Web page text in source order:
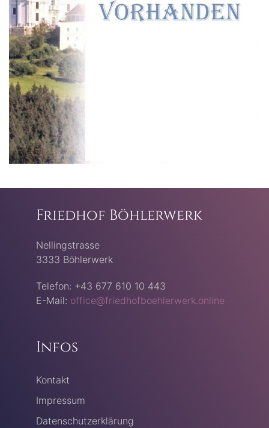
Friedhof Böhlerwerk
Nellingstrasse
3333 Böhlerwerk
Telefon: +43 677 610 10 443
E-Mail: office@friedhofboehlerwerk.online
Infos
Kontakt
Impressum
Datenschutzerklärung